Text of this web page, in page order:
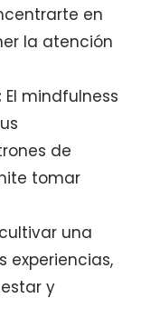
en
la atención
El mindfulness
de
tomar
una
y